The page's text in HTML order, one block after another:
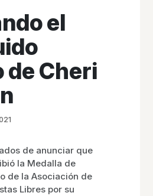
el
Cheri
de anunciar que
la Medalla de
de la Asociación de
Libres por su